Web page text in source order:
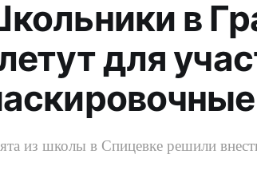
в
для
из школы в Спицевке решили